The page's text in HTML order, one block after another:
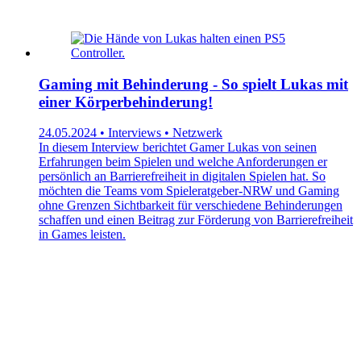
Gaming mit Behinderung - So spielt Lukas mit
einer Körperbehinderung!
24.05.2024 • Interviews • Netzwerk
In diesem Interview berichtet Gamer Lukas von seinen
Erfahrungen beim Spielen und welche Anforderungen er
persönlich an Barrierefreiheit in digitalen Spielen hat. So
möchten die Teams vom Spieleratgeber-NRW und Gaming
ohne Grenzen Sichtbarkeit für verschiedene Behinderungen
schaffen und einen Beitrag zur Förderung von Barrierefreiheit
in Games leisten.